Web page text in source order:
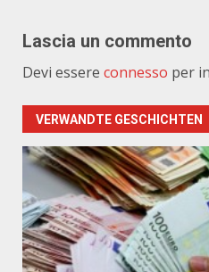
Lascia un commento
Devi essere connesso per
VERWANDTE GESCHICHTEN